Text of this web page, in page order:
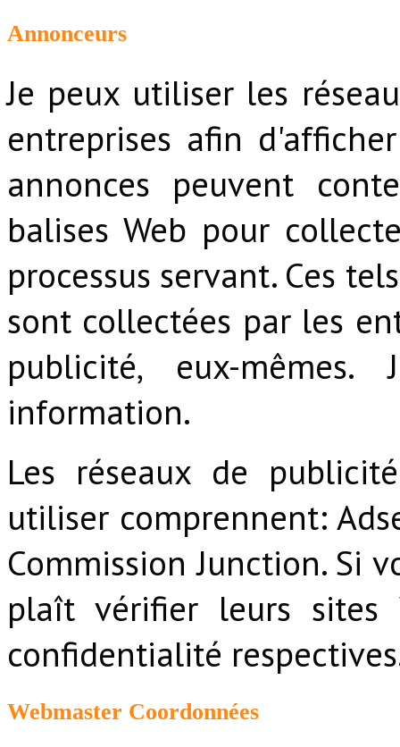
Annonceurs
Je peux utiliser les
entreprises afin
annonces peuvent
balises Web pour
processus servant. Ces
sont collectées par les
publicité, eux-
information.
Les réseaux de
utiliser comprennent:
Commission Junction. Si
plaît vérifier leurs sites
confidentialité
Webmaster Coordonnées